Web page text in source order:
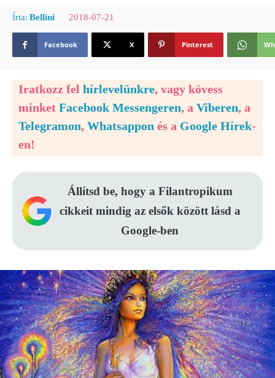
Írta: Bellini 2018-07-21
Facebook X Pinterest
Iratkozz fel hírlevelünkre, vagy kövess
minket Facebook Messengeren, a Viberen, a
Telegramon, Whatsappon és a Google Hírek-
en!
Állítsd be, hogy a Filantropikum
cikkeit mindig az elsők között lásd a
Google-ben